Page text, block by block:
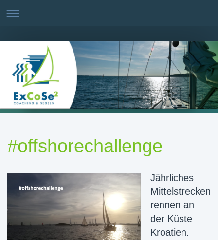
#offshorechallenge
Jährliches
Mittelstrecken
rennen an
der Küste
Kroatien.